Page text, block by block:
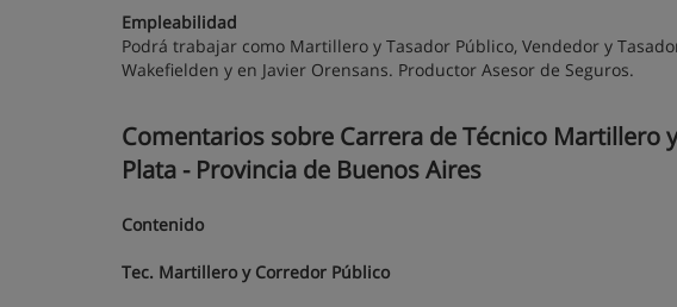
Empleabilidad
Podrá trabajar como Martillero y Tasador Público, Vendedor y
Wakefielden y en Javier Orensans. Productor Asesor de Seguros.
Comentarios sobre Carrera de Técnico Martillero
Plata - Provincia de Buenos Aires
Contenido
Tec. Martillero y Corredor Público